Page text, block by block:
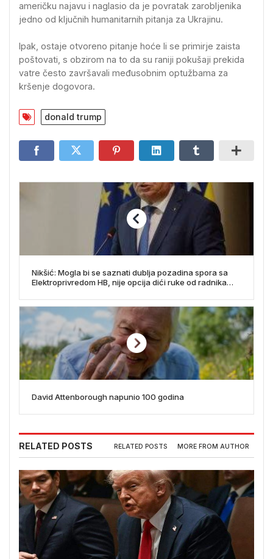
američku najavu i naglasio da je povratak zarobljenika
jedno od ključnih humanitarnih pitanja za Ukrajinu.
Ipak, ostaje otvoreno pitanje hoće li se primirje zaista
poštovati, s obzirom na to da su raniji pokušaji prekida
vatre često završavali međusobnim optužbama za
kršenje dogovora.
donald trump
Nikšić: Mogla bi se saznati dublja pozadina spora sa
Elektroprivredom HB, nije opcija dići ruke od radnika
David Attenborough napunio 100 godina
RELATED POSTS RELATED POSTS MORE FROM AUTHOR